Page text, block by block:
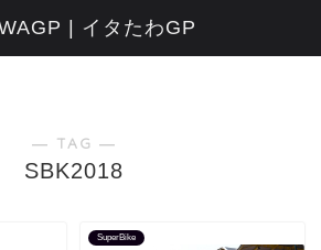
― TAG ―
SBK2018
SuperBike
| イタたわGP